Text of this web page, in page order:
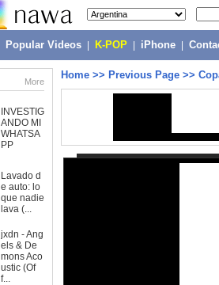
Popular Videos K-POP iPhone
More
INVESTIG
ANDO MI
WHATSA
PP
Lavado d
e auto: lo
que nadie
lava (...
jxdn - Ang
els & De
mons Aco
ustic (Of
f...
Home >> Previous Page >>